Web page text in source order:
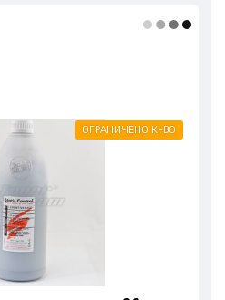
ОГРАНИЧЕНО К-ВО